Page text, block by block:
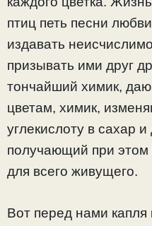
птиц петь песни
издавать
призывать ими друг
тончайший химик,
цветам, химик,
углекислоту в сахар
получающий при
для всего живущего.
Вот перед нами